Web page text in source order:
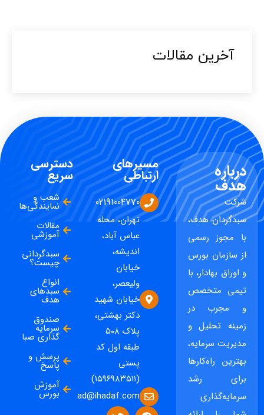
آخرین مقالات​
درباره
هدف
شرکت
سبدگردان هدف،
با مجوز رسمی
از سازمان بورس
و اوراق بهادار، با
تیمی متخصص
و مجرب در
زمینه تحلیل و
مدیریت سرمایه،
بهترین راه‌کارها
برای رشد
سرمایه‌گذاری
مسیرهای
ارتباطی
02191004770
تهران، محله
عباس آباد،
اندیشه،
خیابان
ولیعصر،
خیابان شهید
دکتر بهشتی،
پلاک ۵۰۸
طبقه اول کد
پستی
(۱۵۹۶۹۸۳۵۱۱)
ad@ihadaf.com
دسترسی
سریع
شعب و
نمایندگی‌ها
مقالات
آموزشی
سبدگردانی
چیست؟
انواع
سبدهای
هدف
صندوق
سرمایه
گذاری صبا
پرسش و
پاسخ
آموزش
بورس